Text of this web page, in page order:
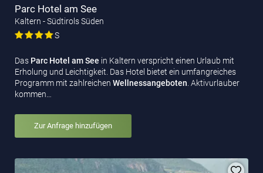
Parc Hotel am See
Kaltern - Südtirols Süden
S
Das Parc Hotel am See in Kaltern verspricht einen Urlaub mit
Erholung und Leichtigkeit. Das Hotel bietet ein umfangreiches
Programm mit zahlreichen Wellnessangeboten. Aktivurlauber
kommen…
Zur Anfrage hinzufügen